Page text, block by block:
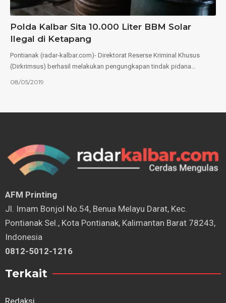
Polda Kalbar Sita 10.000 Liter BBM Solar
Ilegal di Ketapang
Pontianak (radar-kalbar.com)- Direktorat Reserse Kriminal Khusus
(Dirkrimsus) berhasil melakukan pengungkapan tindak pidana…
08/05/2019
AFM Printing
⁠Jl. Imam Bonjol No.54, Benua Melayu Darat, Kec.
Pontianak Sel., Kota Pontianak, Kalimantan Barat 78243,
Indonesia
0812-5012-1216
Terkait
Redaksi